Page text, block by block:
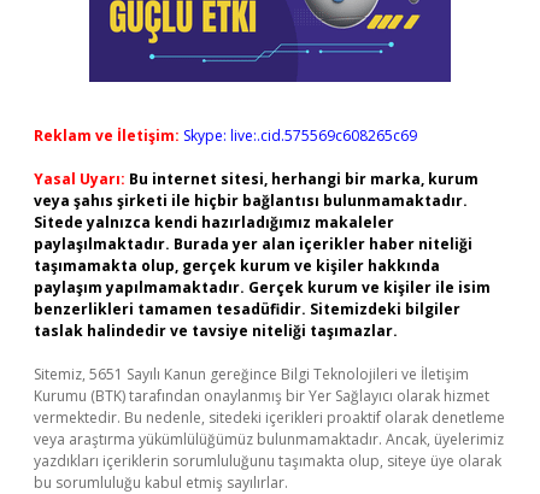
Reklam ve İletişim: Skype: live:.cid.575569c608265c69
Yasal Uyarı: Bu internet sitesi, herhangi bir marka, kurum
veya şahıs şirketi ile hiçbir bağlantısı bulunmamaktadır.
Sitede yalnızca kendi hazırladığımız makaleler
paylaşılmaktadır. Burada yer alan içerikler haber niteliği
taşımamakta olup, gerçek kurum ve kişiler hakkında
paylaşım yapılmamaktadır. Gerçek kurum ve kişiler ile isim
benzerlikleri tamamen tesadüfidir. Sitemizdeki bilgiler
taslak halindedir ve tavsiye niteliği taşımazlar.
Sitemiz, 5651 Sayılı Kanun gereğince Bilgi Teknolojileri ve İletişim
Kurumu (BTK) tarafından onaylanmış bir Yer Sağlayıcı olarak hizmet
vermektedir. Bu nedenle, sitedeki içerikleri proaktif olarak denetleme
veya araştırma yükümlülüğümüz bulunmamaktadır. Ancak, üyelerimiz
yazdıkları içeriklerin sorumluluğunu taşımakta olup, siteye üye olarak
bu sorumluluğu kabul etmiş sayılırlar.